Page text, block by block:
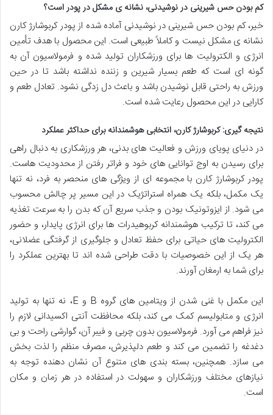
کم بودن حس شیرینی در نوشیدنی، نشانه ی مشکل در پودر است؟
خیر، کم بودن حس شیرینی در نوشیدنی آماده شده از پودر کربوشارژ کارن
نشانه ی مشکل نیست و کاملاً طبیعی است. این محصول با هدف تأمین
انرژی و الکترولیت ها برای ورزشکاران تولید شده و فرمولاسیون آن به
گونه ای است که طعم بسیار شیرین و زننده نداشته باشد تا در حین
ورزش به راحتی قابل نوشیدن باشد و باعث دل زدگی نشود. تعادل طعم و
کارایی در این محصول رعایت شده است.
نتیجه گیری: کربوشارژ کارن، انتخابی هوشمندانه برای حداکثر عملکرد
در دنیای پویای ورزش و فعالیت های بدنی، هر ورزشکاری به دنبال راهی
برای رسیدن به اوج توانایی های خود و فراتر رفتن از محدودیت هاست.
پودر کربوشارژ کارن با مجموعه ای از ویژگی های منحصر به فرد، نه تنها
یک مکمل، بلکه یک همراه استراتژیک در این مسیر پر چالش محسوب
می شود. از ایزوتونیک بودن و جذب سریع آن که بدن را به سرعت تغذیه
می کند، تا ترکیب هوشمندانه کربوهیدرات ها برای انرژی پایدار، و حضور
الکترولیت های حیاتی برای حفظ تعادل و جلوگیری از گرفتگی عضلانی،
هر یک از این خصوصیات با دقت طراحی شده اند تا بهترین عملکرد را
برای شما به ارمغان آورند.
این مکمل با غنی شدن از ویتامین های گروه B و E، نه تنها به تولید
انرژی و متابولیسم کمک می کند، بلکه محافظت آنتی اکسیدانی لازم را
نیز فراهم می آورد. فرمولاسیون بدون چربی و فیبر آن، گوارشی راحت و بی
دغدغه را تضمین می کند و طعم دلپذیرش، مصرف منظم را لذت بخش
می سازد. همچنین، بسته بندی های متنوع آن نشان دهنده توجه به
نیازهای مختلف ورزشکاران و سهولت در استفاده در هر زمان و مکان
است.